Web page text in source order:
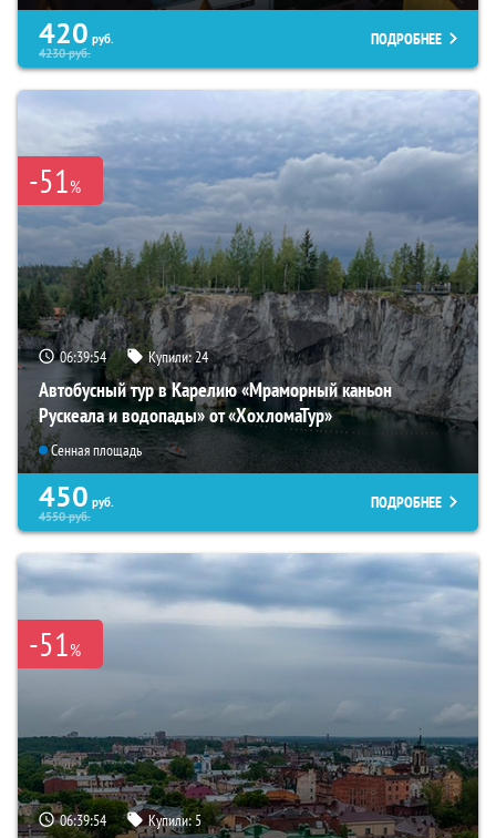
420 руб.
4230руб.
ПОДРОБНЕЕ
-51%
06:39:53 Купили:24
Автобусный тур в Карелию «Мраморный каньон
Рускеала и водопады» от «ХохломаТур»
Сенная площадь
450 руб.
4550руб.
ПОДРОБНЕЕ
-51%
06:39:53 Купили:5